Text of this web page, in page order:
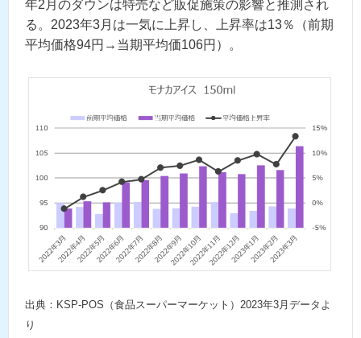
年2月のダウンは特売など販促施策の影響と推測され
る。2023年3月は一気に上昇し、上昇率は13％（前期
平均価格94円→当期平均価106円）。
出典：KSP-POS（食品スーパーマーケット）2023年3月データよ
り